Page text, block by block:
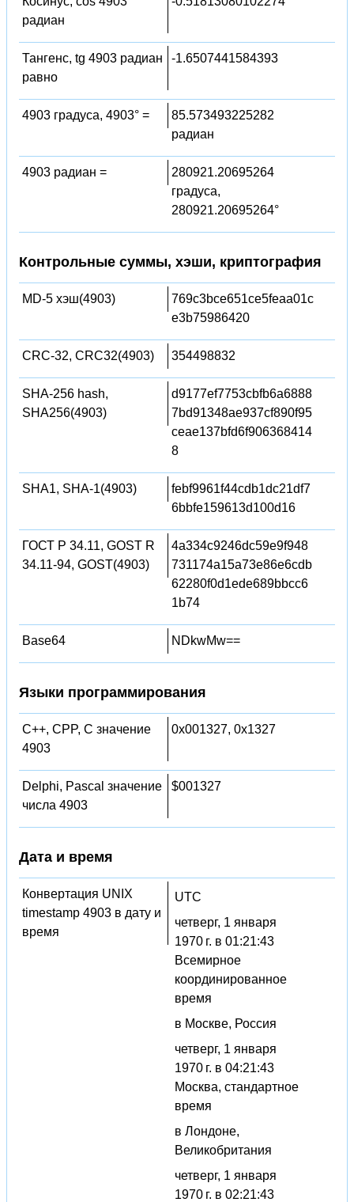
радиан
Тангенс, tg 4903 радиан
равно
-1.6507441584393
4903 градуса, 4903° =
85.573493225282
радиан
4903 радиан =
280921.20695264
градуса,
280921.20695264°
Контрольные суммы, хэши, криптография
MD-5 хэш(4903)
769c3bce651ce5feaa01c
e3b75986420
CRC-32, CRC32(4903) 354498832
SHA-256 hash,
SHA256(4903)
d9177ef7753cbfb6a6888
7bd91348ae937cf890f95
ceae137bfd6f906368414
8
SHA1, SHA-1(4903)
febf9961f44cdb1dc21df7
6bbfe159613d100d16
ГОСТ Р 34.11, GOST R
34.11-94, GOST(4903)
4a334c9246dc59e9f948
731174a15a73e86e6cdb
62280f0d1ede689bbcc6
1b74
Base64 NDkwMw==
Языки программирования
C++, CPP, C значение
4903
0x001327, 0x1327
Delphi, Pascal значение
числа 4903
$001327
Дата и время
Конвертация UNIX
timestamp 4903 в дату и
время
UTC
четверг, 1 января
1970 г. в 01:21:43
Всемирное
координированное
время
в Москве, Россия
четверг, 1 января
1970 г. в 04:21:43
Москва, стандартное
время
в Лондоне,
Великобритания
четверг, 1 января
1970 г. в 02:21:43